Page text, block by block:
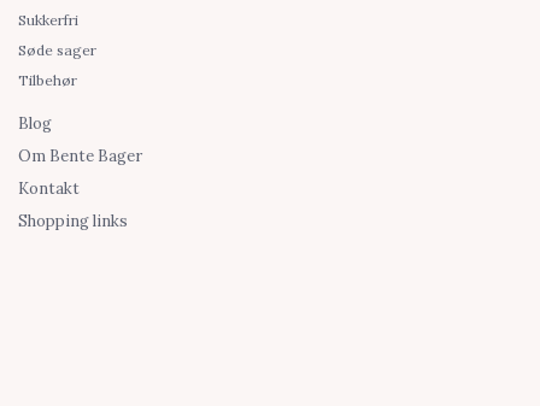
Sukkerfri
Søde sager
Tilbehør
Blog
Om Bente Bager
Kontakt
Shopping links